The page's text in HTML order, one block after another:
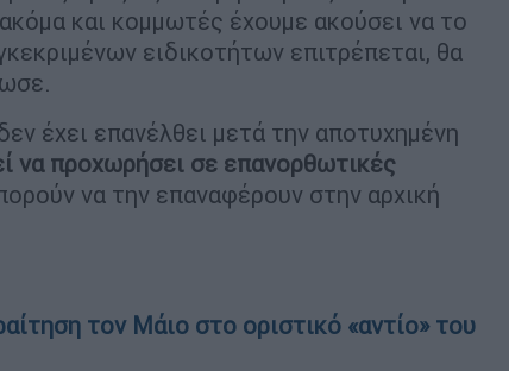
ακόμα και κομμωτές έχουμε ακούσει να το
ειδικοτήτων επιτρέπεται, θα
έχει επανέλθει μετά την αποτυχημένη
να προχωρήσει σε επανορθωτικές
να την επαναφέρουν στην αρχική
τον Μάιο στο οριστικό «αντίο» του